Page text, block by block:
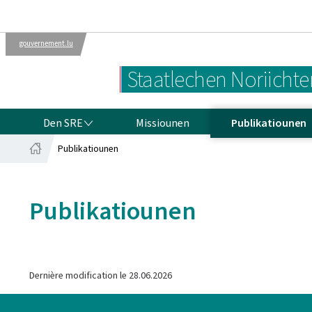
gouvernement.lu
Staatlechen
Den SRE Missiounen Publikatiounen
Publikatiounen
Publikatiounen
Dernière modification le 28.06.2026